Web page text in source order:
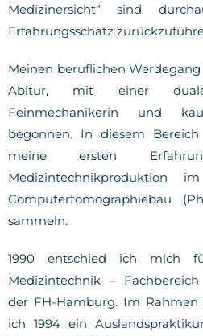
Medizinersicht“ sind
Erfahrungsschatz
Meinen beruflichen
Abitur, mit einer
Feinmechanikerin und
begonnen. In diesem
meine ersten
Medizintechnikproduktion
Computertomographiebau
sammeln.
1990 entschied ich mich
Medizintechnik –
der FH-Hamburg. Im
ich 1994 ein